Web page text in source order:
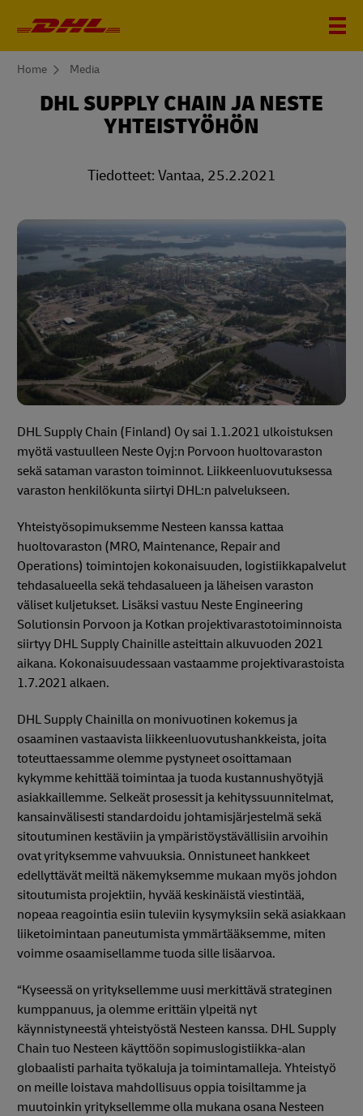
You
Home Media
DHL SUPPLY CHAIN JA NESTE
YHTEISTYÖHÖN
Tiedotteet: Vantaa, 25.2.2021
DHL Supply Chain (Finland) Oy sai 1.1.2021 ulkoistuksen
myötä vastuulleen Neste Oyj:n Porvoon huoltovaraston
sekä sataman varaston toiminnot. Liikkeenluovutuksessa
varaston henkilökunta siirtyi DHL:n palvelukseen.
Yhteistyösopimuksemme Nesteen kanssa kattaa
huoltovaraston (MRO, Maintenance, Repair and
Operations) toimintojen kokonaisuuden, logistiikkapalvelut
tehdasalueella sekä tehdasalueen ja läheisen varaston
väliset kuljetukset. Lisäksi vastuu Neste Engineering
Solutionsin Porvoon ja Kotkan projektivarastotoiminnoista
siirtyy DHL Supply Chainille asteittain alkuvuoden 2021
aikana. Kokonaisuudessaan vastaamme projektivarastoista
1.7.2021 alkaen.
DHL Supply Chainilla on monivuotinen kokemus ja
osaaminen vastaavista liikkeenluovutushankkeista, joita
toteuttaessamme olemme pystyneet osoittamaan
kykymme kehittää toimintaa ja tuoda kustannushyötyjä
asiakkaillemme. Selkeät prosessit ja kehityssuunnitelmat,
kansainvälisesti standardoidu johtamisjärjestelmä sekä
sitoutuminen kestäviin ja ympäristöystävällisiin arvoihin
ovat yrityksemme vahvuuksia. Onnistuneet hankkeet
edellyttävät meiltä näkemyksemme mukaan myös johdon
sitoutumista projektiin, hyvää keskinäistä viestintää,
nopeaa reagointia esiin tuleviin kysymyksiin sekä asiakkaan
liiketoimintaan paneutumista ymmärtääksemme, miten
voimme osaamisellamme tuoda sille lisäarvoa.
“Kyseessä on yrityksellemme uusi merkittävä strateginen
kumppanuus, ja olemme erittäin ylpeitä nyt
käynnistyneestä yhteistyöstä Nesteen kanssa. DHL Supply
Chain tuo Nesteen käyttöön sopimuslogistiikka-alan
globaalisti parhaita työkaluja ja toimintamalleja. Yhteistyö
on meille loistava mahdollisuus oppia toisiltamme ja
muutoinkin yrityksellemme olla mukana osana Nesteen